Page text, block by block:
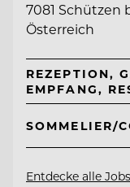
7081 Schützen
Österreich
REZEPTION,
EMPFANG,
SOMMELIER/
Entdecke alle Jobs